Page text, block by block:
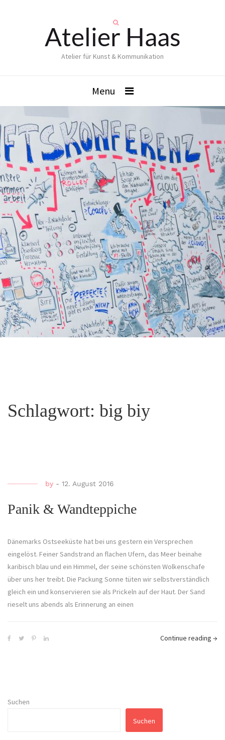
Atelier Haas
Atelier für Kunst & Kommunikation
Menu
Schlagwort: big biy
by - 12. August 2016
Panik & Wandteppiche
Dänemarks Ostseeküste hat bei uns gestern ein Versprechen
eingelöst. Feiner Sandstrand an flachen Ufern, das Meer beinahe
karibisch blau und ein Himmel, der seine schönsten Wolkenschafe
über uns her treibt. Die Packung Sonne tüten wir selbstverständlich
gleich ein und konservieren sie als Prickeln auf der Haut. Der Sand
rieselt uns abends als Erinnerung an einen
Continue reading →
Suchen
Suchen